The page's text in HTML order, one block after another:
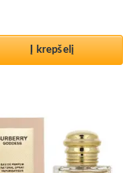
Į krepšelį